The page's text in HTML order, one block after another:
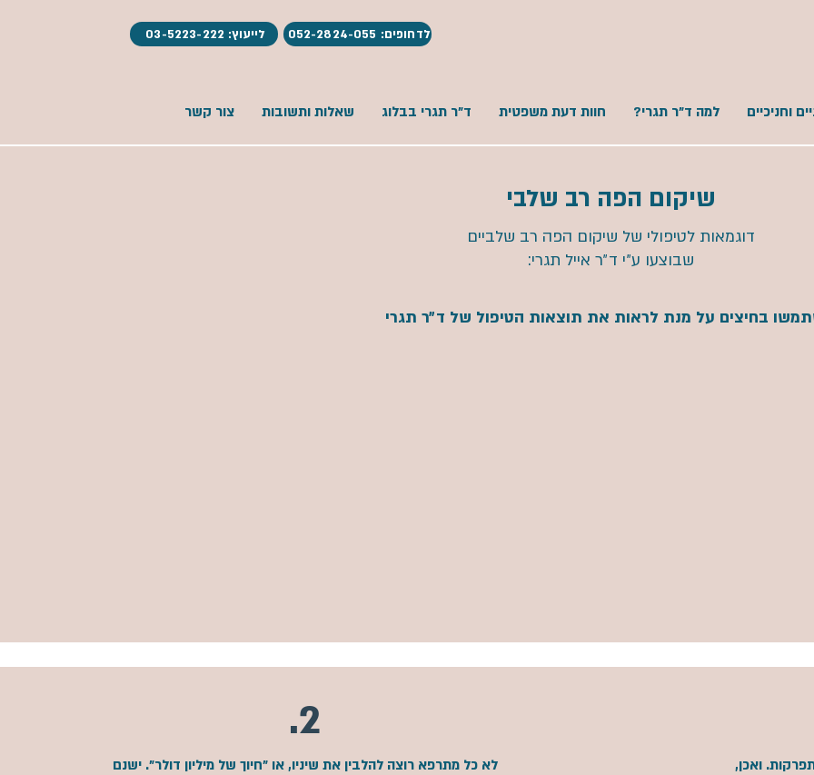
לייעוץ: 03-5223-222 לדחופים: 052-2824-055
וחניכיים למה ד"ר תגרי? חוות דעת משפטית ד"ר תגרי בבלוג שאלות ותשובות צור קשר
שיקום הפה רב שלבי
דוגמאות לטיפולי של שיקום הפה רב שלביים
שבוצעו ע״י ד״ר אייל תגרי:
בחיצים על מנת לראות את תוצאות הטיפול של ד״ר תגרי
2.
לא כל מתרפא רוצה להלבין את שיניו, או "חיוך של מיליון דולר". ישנם
ואכן,